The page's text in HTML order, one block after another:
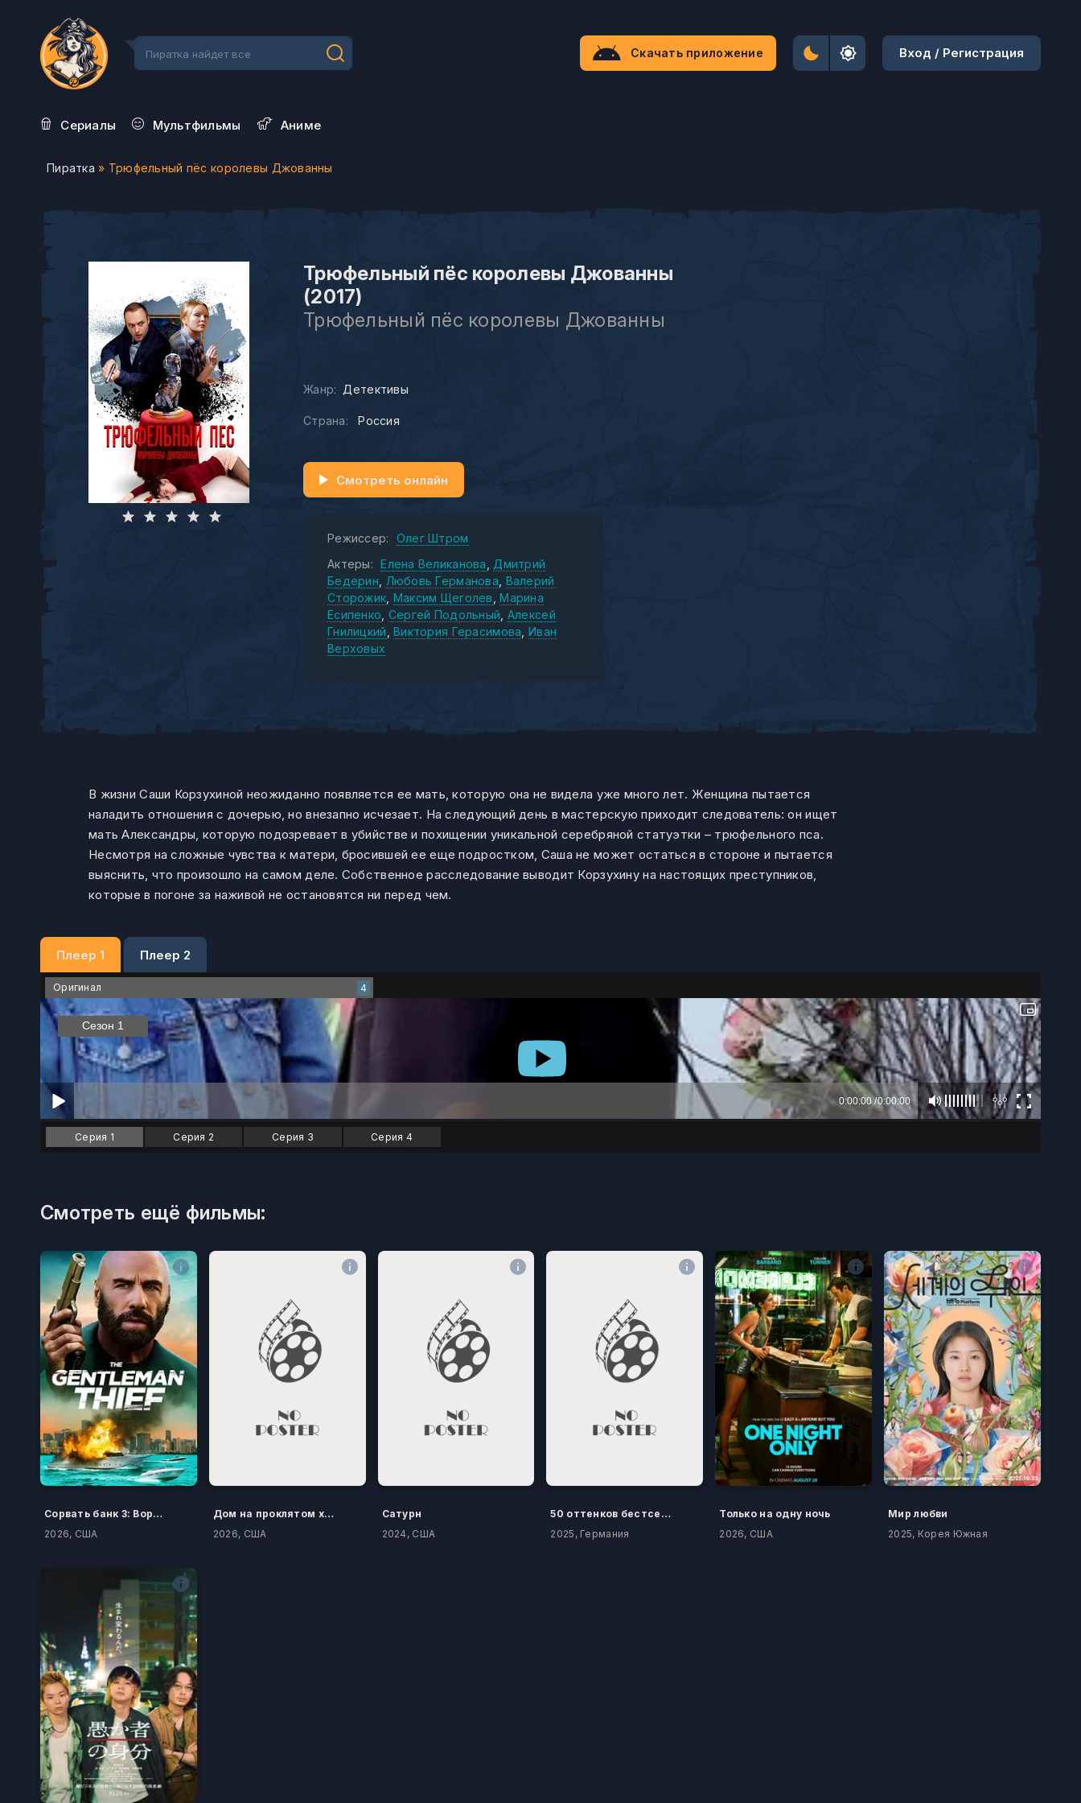
Скачать приложение Вход / Регистрация
Сериалы Мультфильмы Aниме
Пиратка » Трюфельный пёс королевы Джованны
Трюфельный пёс королевы Джованны
(2017)
Трюфельный пёс королевы Джованны
Жанр: Детективы
Страна: Россия
Смотреть онлайн
Режиссер:
Олег Штром
Актеры:
Елена Великанова
Дмитрий
Бедерин
Любовь Германова Валерий
Сторожик Максим Щеголев
Марина
Есипенко Сергей Подольный Алексей
Гнилицкий Виктория Герасимова Иван
Верховых
В жизни Саши Корзухиной неожиданно появляется ее мать, которую она не видела уже много лет. Женщина пытается
наладить отношения с дочерью, но внезапно исчезает. На следующий день в мастерскую приходит следователь: он ищет
мать Александры, которую подозревает в убийстве и похищении уникальной серебряной статуэтки – трюфельного пса.
Несмотря на сложные чувства к матери, бросившей ее еще подростком, Саша не может остаться в стороне и пытается
выяснить, что произошло на самом деле. Собственное расследование выводит Корзухину на настоящих преступников,
которые в погоне за наживой не остановятся ни перед чем.
Плеер 1 Плеер 2
Оригинал 4
Серия 1 Серия 2 Серия 3 Серия 4
Смотреть ещё фильмы:
Сорвать банк 3: Вор-джентльмен
2026, США
Дом на проклятом холме
2026, США
Сатурн
2024, США
50 оттенков бестселлера
2025, Германия
Только на одну ночь
2026, США
Мир любви
2025, Корея Южная